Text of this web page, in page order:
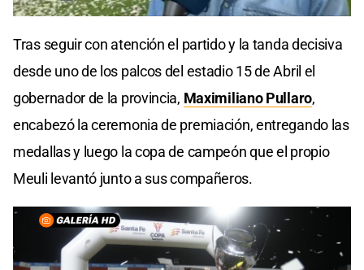
Tras seguir con atención el partido y la tanda decisiva
desde uno de los palcos del estadio 15 de Abril el
gobernador de la provincia, Maximiliano Pullaro,
encabezó la ceremonia de premiación, entregando las
medallas y luego la copa de campeón que el propio
Meuli levantó junto a sus compañeros.